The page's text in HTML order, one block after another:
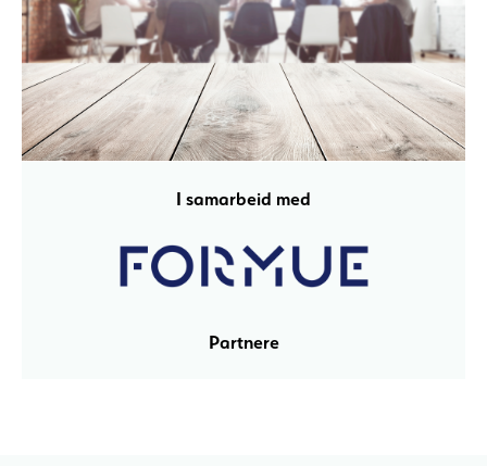
I samarbeid med
Partnere